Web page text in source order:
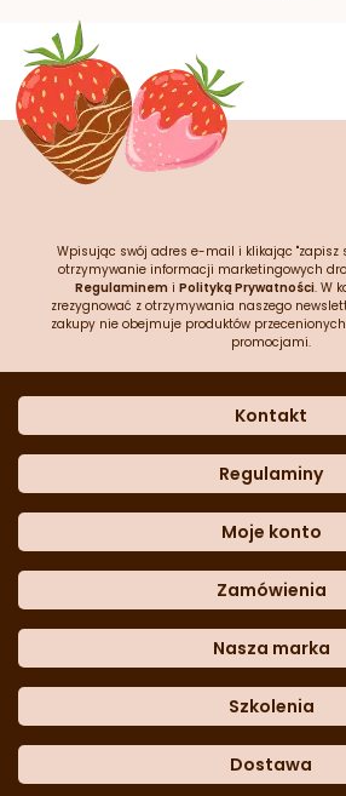
Wpisując swój adres e-mail i klikając "zapisz
otrzymywanie informacji marketingowych
Regulaminem i Polityką Prywatności. W
zrezygnować z otrzymywania naszego
zakupy nie obejmuje produktów
promocjami.
Kontakt
Dane kontaktowe
Często zadawane
Sklep stacjonarny
Formularz
Blog
telefon:601 767 272
Regulaminy
Polityka prywatności
Polityka cookies
Polityka reklamacji
Polityka zwrotów
Dostępność cyfrowa
Moje konto
Moje dane
Historia zamówień
Lista ulubionych
Moje rabaty
Zamówienia
Metody płatności
Dane do przelewu
Formularzreklamacji
Formularzzwrotu
Nasza marka
Trio Gelato
CDN
Szkolenia
Academy of
Dostawa